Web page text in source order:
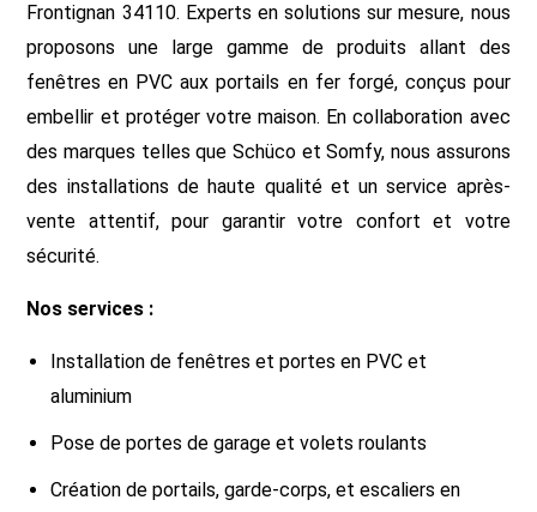
Frontignan 34110. Experts en solutions sur mesure, nous
proposons une large gamme de produits allant des
fenêtres en PVC aux portails en fer forgé, conçus pour
embellir et protéger votre maison. En collaboration avec
des marques telles que Schüco et Somfy, nous assurons
des installations de haute qualité et un service après-
vente attentif, pour garantir votre confort et votre
sécurité.
Nos services :
Installation de fenêtres et portes en PVC et
aluminium
Pose de portes de garage et volets roulants
Création de portails, garde-corps, et escaliers en